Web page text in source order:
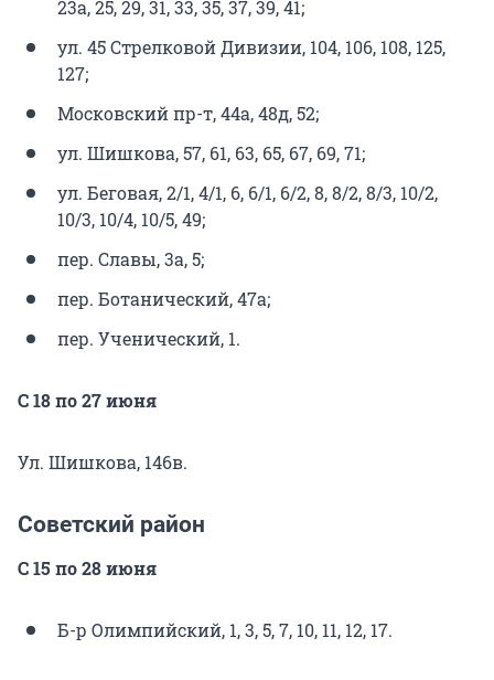
23а, 25, 29, 31, 33, 35, 37, 39, 41;
ул. 45 Стрелковой Дивизии, 104, 106, 108, 125,
127;
Московский пр-т, 44а, 48д, 52;
ул. Шишкова, 57, 61, 63, 65, 67, 69, 71;
ул. Беговая, 2/1, 4/1, 6, 6/1, 6/2, 8, 8/2, 8/3, 10/2,
10/3, 10/4, 10/5, 49;
пер. Славы, 3а, 5;
пер. Ботанический, 47а;
пер. Ученический, 1.
С 18 по 27 июня
Ул. Шишкова, 146в.
Советский район
С 15 по 28 июня
Б-р Олимпийский, 1, 3, 5, 7, 10, 11, 12, 17.